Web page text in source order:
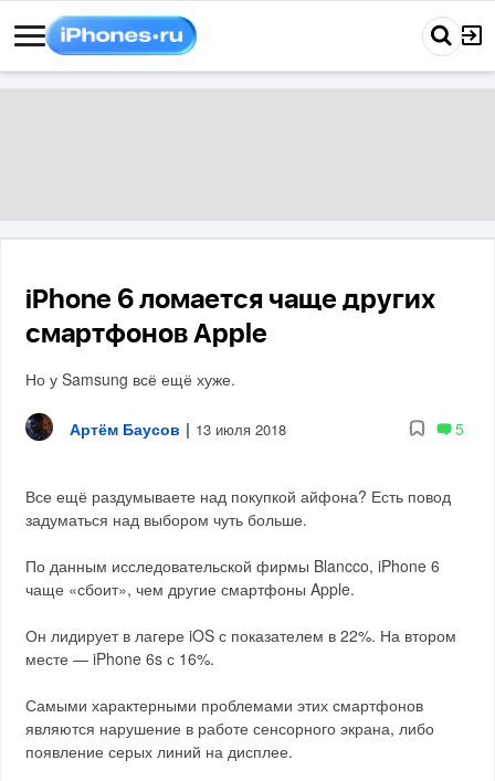
iPhone 6 ломается чаще других
смартфонов Apple
Но у Samsung всё ещё хуже.
Артём Баусов | 13 июля 2018 5
Все ещё раздумываете над покупкой айфона? Есть повод
задуматься над выбором чуть больше.
По данным исследовательской фирмы Blancco, iPhone 6
чаще «сбоит», чем другие смартфоны Apple.
Он лидирует в лагере iOS с показателем в 22%. На втором
месте — iPhone 6s с 16%.
Самыми характерными проблемами этих смартфонов
являются нарушение в работе сенсорного экрана, либо
появление серых линий на дисплее.